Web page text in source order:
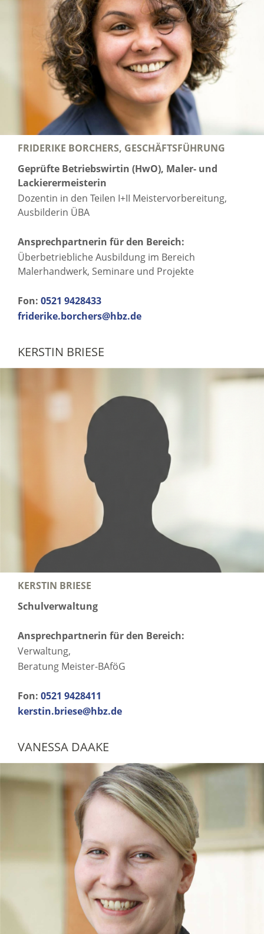
FRIDERIKE BORCHERS, GESCHÄFTSFÜHRUNG
Geprüfte Betriebswirtin (HwO), Maler- und
Lackierermeisterin
Dozentin in den Teilen I+II Meistervorbereitung,
Ausbilderin ÜBA
Ansprechpartnerin für den Bereich:
Überbetriebliche Ausbildung im Bereich
Malerhandwerk, Seminare und Projekte
Fon: 0521 9428433
friderike.borchers@hbz.de
KERSTIN BRIESE
KERSTIN BRIESE
Schulverwaltung
Ansprechpartnerin für den Bereich:
Verwaltung,
Beratung Meister-BAföG
Fon: 0521 9428411
kerstin.briese@hbz.de
VANESSA DAAKE